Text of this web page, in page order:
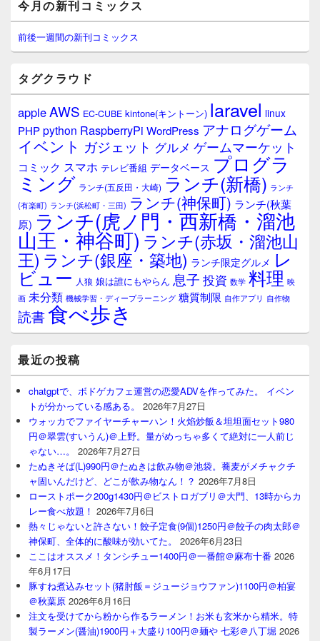
イ
ン
サ
イ
ウ
ィ
ジ
ェ
ア
今月の新刊コミックス
前後一週間の新刊コミックス
タグクラウド
appleAWS EC-CUBE kintone(キントーン) laravel linux
PHPpython RaspberryPi WordPress アナログゲーム
イベント ガジェット グルメ ゲームマーケット
コミック スマホ テレビ番組 データベース プログラ
ミング ランチ(五反田・大崎) ランチ(新橋) ランチ
(有楽町) ランチ(浜松町・三田) ランチ(神保町) ランチ(秋葉
原) ランチ(虎ノ門・西新橋・溜池
山王・神谷町) ランチ(赤坂・溜池山
王) ランチ(銀座・築地) ランチ限定グルメ レ
ビュー 人狼 娘は誰にもやらん 息子 投資 数学 料理 映
画 未分類 機械学習・ディープラーニング 糖質制限 自作アプリ 自作物
読書食べ歩き
最近の投稿
chatgptで、ボドゲカフェ運営の恋愛ADVを作ってみた。 イベン
トが分かっている感ある。
2026年7月27日
ウォッカでファイヤーチャーハン！火焰炒飯＆坦坦面セット980
円＠翠雲(すいうん)＠上野。量がめっちゃ多くて絶対に一人前じ
ゃない…。
2026年7月27日
たぬきそば(L)990円＠たぬきは飲み物＠池袋。蕎麦がメチャクチ
ャ固いんだけど、どこが飲み物なん！？ 2026年7月8日
ローストポーク200g1430円＠ビストロガブリ＠大門、13時からカ
レー食べ放題！ 2026年7月6日
熱々じゃないと許さない！餃子定食(9個)1250円＠餃子の肉太郎＠
神保町、全体的に酸味が効いてた。
2026年6月23日
ここはオススメ！タンシチュー1400円＠一番館＠麻布十番 2026
年6月17日
豚すね煮込みセット(猪肘飯＝ジュージョウファン)1100円＠柏宴
＠秋葉原 2026年6月16日
注文を受けてから粉から作るラーメン！お米も玄米から精米。特
製ラーメン(醤油)1900円＋大盛り100円＠麺や 七彩＠八丁堀 2026